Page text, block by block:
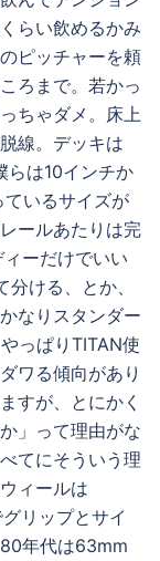
らい飲めるかみ
ピッチャーを頼
ろまで。若かっ
ちゃダメ。床上
線。デッキは
らは10インチか
ているサイズが
ールあたりは完
ーだけでいい
ける、とか、
なりスタンダー
っぱりTITAN使
ワる傾向があり
すが、とにかく
」って理由がな
てにそういう理
ィールは
リップとサイ
年代は63mm